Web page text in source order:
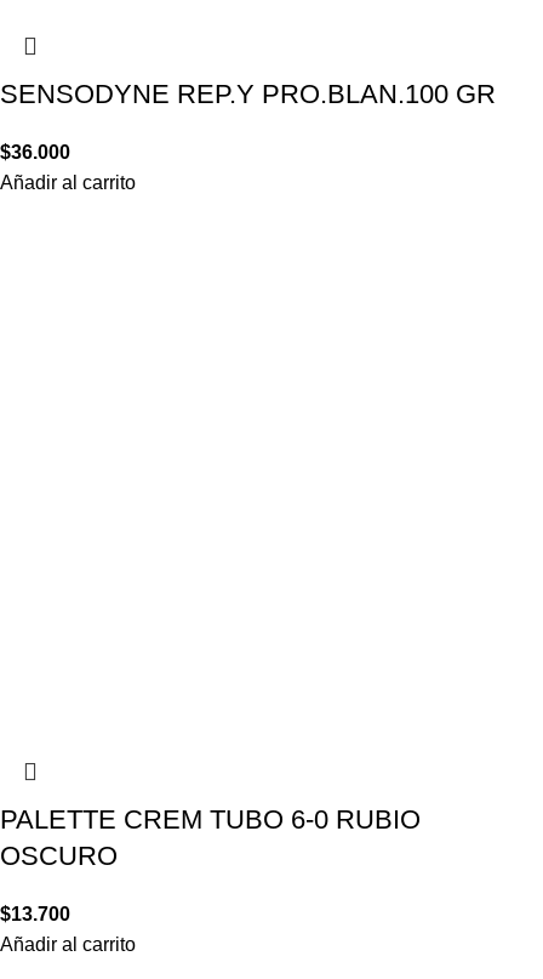
SENSODYNE REP.Y PRO.BLAN.100 GR
$36.000
Añadir al carrito
PALETTE CREM TUBO 6-0 RUBIO
OSCURO
$13.700
Añadir al carrito